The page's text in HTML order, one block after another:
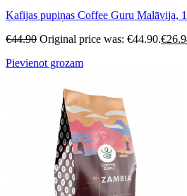
Kafijas pupiņas Coffee Guru Malāvija,
€44.90 Original price was: €44.90.€
Pievienot grozam